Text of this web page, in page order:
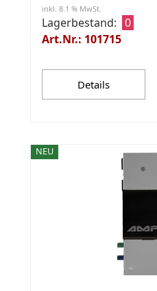
inkl. 8.1 % MwSt.
Lagerbestand: 0
Art.Nr.: 101715
Details
NEU